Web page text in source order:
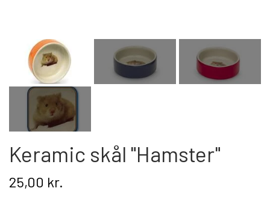
Retur
Om os
Keramic skål "Hamster"
25,00 kr.